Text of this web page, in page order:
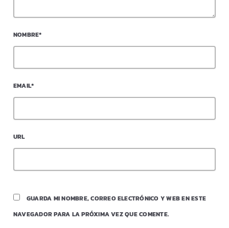
NOMBRE*
EMAIL*
URL
GUARDA MI NOMBRE, CORREO ELECTRÓNICO Y WEB EN ESTE
NAVEGADOR PARA LA PRÓXIMA VEZ QUE COMENTE.